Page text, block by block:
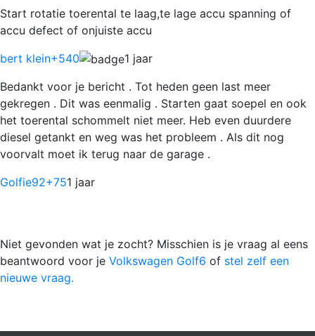
Start rotatie toerental te laag,te lage accu spanning of
accu defect of onjuiste accu
bert klein+540
1 jaar
Bedankt voor je bericht . Tot heden geen last meer
gekregen . Dit was eenmalig . Starten gaat soepel en ook
het toerental schommelt niet meer. Heb even duurdere
diesel getankt en weg was het probleem . Als dit nog
voorvalt moet ik terug naar de garage .
Golfie92+751 jaar
Niet gevonden wat je zocht? Misschien is je vraag al eens
beantwoord voor je Volkswagen Golf6 of stel zelf een
nieuwe vraag.